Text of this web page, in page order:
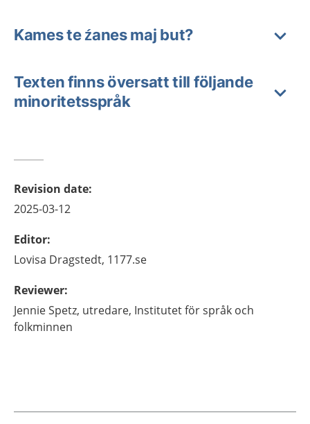
Kames te źanes maj but?
Texten finns översatt till följande
minoritetsspråk
Revision date:
2025-03-12
Editor:
Lovisa Dragstedt, 1177.se
Reviewer:
JennieSpetz, utredare, Institutet för språk och
folkminnen